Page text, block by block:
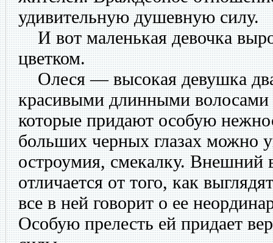
удивительную душевную силу.
И вот маленькая девочка
цветком.
Олеся — высокая девушка
красивыми длинными волосами
которые придают особую
больших черных глазах можно
остроумия, смекалку. Внешний
отличается от того, как
все в ней говорит о ее
Особую прелесть ей придает